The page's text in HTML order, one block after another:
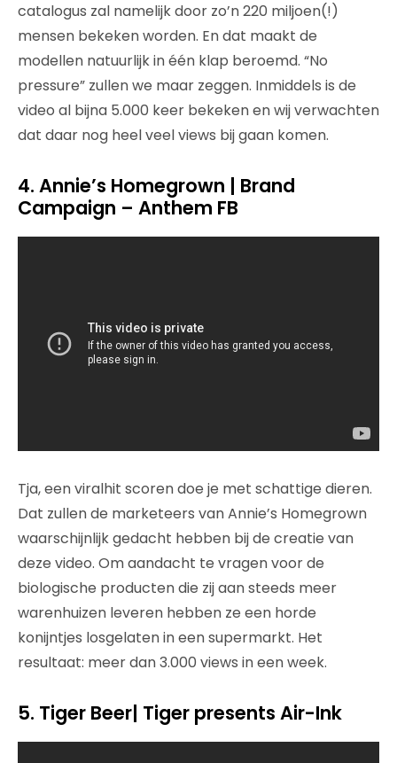
catalogus zal namelijk door zo’n 220 miljoen(!)
mensen bekeken worden. En dat maakt de
modellen natuurlijk in één klap beroemd. “No
pressure” zullen we maar zeggen. Inmiddels is de
video al bijna 5.000 keer bekeken en wij verwachten
dat daar nog heel veel views bij gaan komen.
4. Annie’s Homegrown | Brand
Campaign – Anthem FB
Tja, een viralhit scoren doe je met schattige dieren.
Dat zullen de marketeers van Annie’s Homegrown
waarschijnlijk gedacht hebben bij de creatie van
deze video. Om aandacht te vragen voor de
biologische producten die zij aan steeds meer
warenhuizen leveren hebben ze een horde
konijntjes losgelaten in een supermarkt. Het
resultaat: meer dan 3.000 views in een week.
5. Tiger Beer| Tiger presents Air-Ink